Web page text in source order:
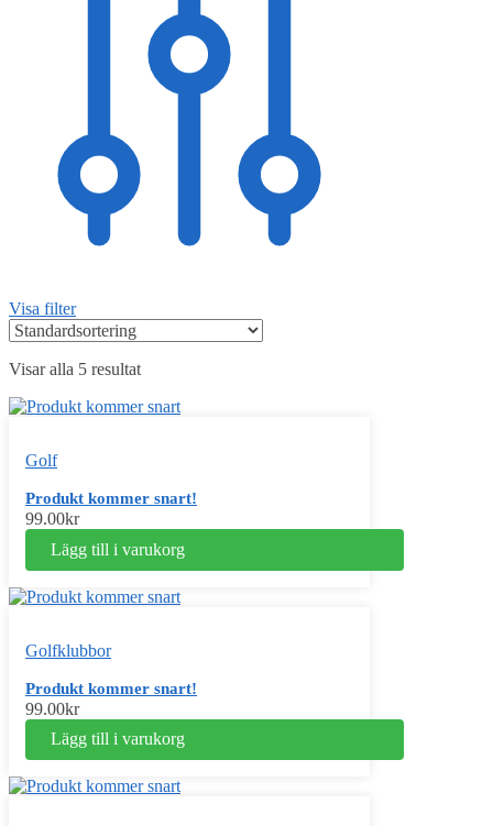
Visa filter
Visar alla 5 resultat
Golf
Produkt kommer snart!
99.00kr
Lägg till i varukorg
Golfklubbor
Produkt kommer snart!
99.00kr
Lägg till i varukorg